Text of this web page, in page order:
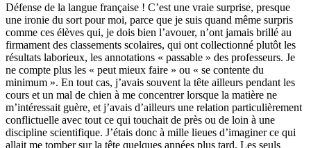
Défense de la langue française ! C’est une vraie surprise, presque
une ironie du sort pour moi, parce que je suis quand même surpris
comme ces élèves qui, je dois bien l’avouer, n’ont jamais brillé au
firmament des classements scolaires, qui ont collectionné plutôt les
résultats laborieux, les annotations « passable » des professeurs. Je
ne compte plus les « peut mieux faire » ou « se contente du
minimum ». En tout cas, j’avais souvent la tête ailleurs pendant les
cours et un mal de chien à me concentrer lorsque la matière ne
m’intéressait guère, et j’avais d’ailleurs une relation particulièrement
conflictuelle avec tout ce qui touchait de près ou de loin à une
discipline scientifique. J’étais donc à mille lieues d’imaginer ce qui
allait me tomber sur la tête quelques années plus tard. Les seuls